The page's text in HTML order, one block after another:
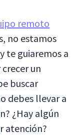
remoto
no estamos
te guiaremos a
un
buscar
debes llevar a
¿Hay algún
atención?